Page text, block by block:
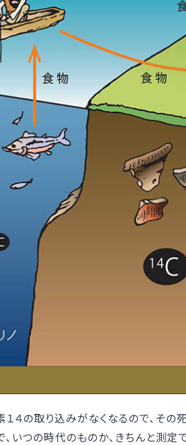
４の取り込みがなくなるので、そ
、いつの時代のものか、きちんと